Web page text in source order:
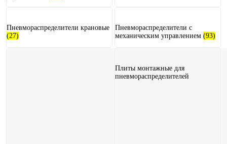
Пневмораспределители крановые
(27)
Пневмораспределители с
механическим управлением(93)
Плиты монтажные для
пневмораспределителей